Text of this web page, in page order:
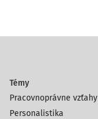
Témy
Pracovnoprávne vzťahy
Personalistika